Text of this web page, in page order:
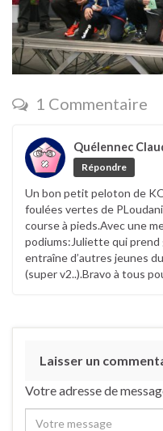
1 Commentaire
Quélennec
Répondre
Un bon petit peloton de
foulées vertes de
course à pieds.Avec une
podiums:Juliette qui
entraîne d’autres jeunes
(super v2..).Bravo à tous
Laisser un
Votre adresse de